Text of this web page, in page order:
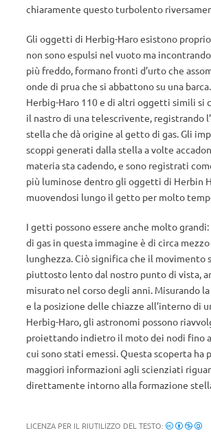
chiaramente questo turbolento
Gli oggetti di Herbig-Haro esistono
non sono espulsi nel vuoto ma
più freddo, formano fronti d’urto che
onde di prua che si abbattono su una
Herbig-Haro 110 e di altri oggetti simili si
il nastro di una telescrivente, registrando
stella che dà origine al getto di gas. Gli
scoppi generati dalla stella a volte
materia sta cadendo, e sono registrati
più luminose dentro gli oggetti di Herbin
muovendosi lungo il getto per molto
I getti possono essere anche molto
di gas in questa immagine è di circa
lunghezza. Ciò significa che il movimento
piuttosto lento dal nostro punto di vista,
misurato nel corso degli anni. Misurando
e la posizione delle chiazze all’interno di
Herbig-Haro, gli astronomi possono
proiettando indietro il moto dei nodi fino
cui sono stati emessi. Questa scoperta ha
maggiori informazioni agli scienziati
direttamente intorno alla formazione
LICENZA PER IL RIUTILIZZO DEL TESTO: